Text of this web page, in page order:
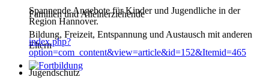
Familien und Alleinerziehende
Bildung, Freizeit, Entspannung und Austausch mit anderen
Eltern
Spannende Angebote für Kinder und Jugendliche in der
Region Hannover.
index.php?
option=com_content&view=article&id=152&Itemid=465
Jugendschutz